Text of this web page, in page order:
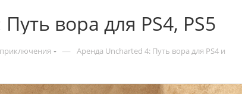
вора для PS4, PS5
— Аренда Uncharted 4: Путь вора для PS4 и